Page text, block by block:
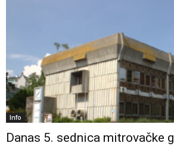
Info
Danas 5. sednica mitrovačke